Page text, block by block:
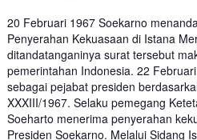
20 Februari 1967 Soekarno
Penyerahan Kekuasaan di Istana
ditandatanganinya surat tersebut
pemerintahan Indonesia. 22
sebagai pejabat presiden
XXXIII/1967. Selaku pemegang
Soeharto menerima penyerahan
Presiden Soekarno. Melalui Sidang